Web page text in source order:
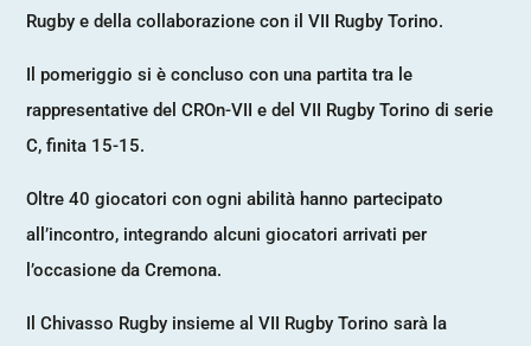
Rugby e della collaborazione con il VII Rugby Torino.
Il pomeriggio si è concluso con una partita tra le
rappresentative del CROn-VII e del VII Rugby Torino di serie
C, finita 15-15.
Oltre 40 giocatori con ogni abilità hanno partecipato
all’incontro, integrando alcuni giocatori arrivati per
l’occasione da Cremona.
Il Chivasso Rugby insieme al VII Rugby Torino sarà la